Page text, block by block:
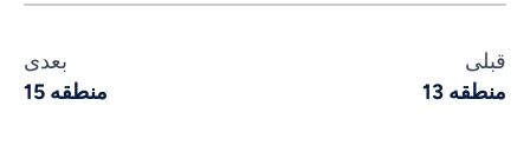
قبلی
منطقه 13
بعدی
منطقه 15
Urdu